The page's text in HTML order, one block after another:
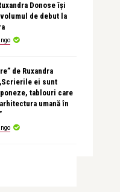
Donose își
volumul de debut la
de Ruxandra
ei sunt
tablouri care
umană în